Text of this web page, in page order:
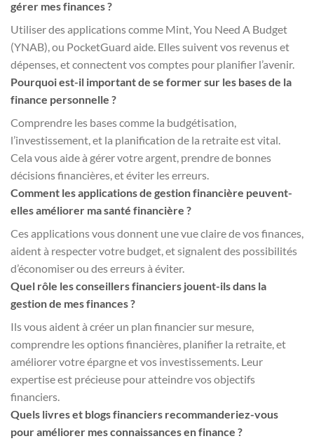
gérer mes finances ?
Utiliser des applications comme Mint, You Need A Budget
(YNAB), ou PocketGuard aide. Elles suivent vos revenus et
dépenses, et connectent vos comptes pour planifier l’avenir.
Pourquoi est-il important de se former sur les bases de la
finance personnelle ?
Comprendre les bases comme la budgétisation,
l’investissement, et la planification de la retraite est vital.
Cela vous aide à gérer votre argent, prendre de bonnes
décisions financières, et éviter les erreurs.
Comment les applications de gestion financière peuvent-
elles améliorer ma santé financière ?
Ces applications vous donnent une vue claire de vos finances,
aident à respecter votre budget, et signalent des possibilités
d’économiser ou des erreurs à éviter.
Quel rôle les conseillers financiers jouent-ils dans la
gestion de mes finances ?
Ils vous aident à créer un plan financier sur mesure,
comprendre les options financières, planifier la retraite, et
améliorer votre épargne et vos investissements. Leur
expertise est précieuse pour atteindre vos objectifs
financiers.
Quels livres et blogs financiers recommanderiez-vous
pour améliorer mes connaissances en finance ?